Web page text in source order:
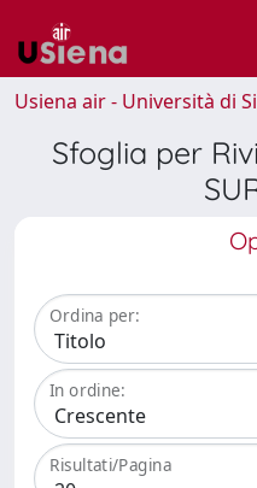
Usiena air - Università di
Sfoglia per
Ordina per:
In ordine:
Risultati/Pagina